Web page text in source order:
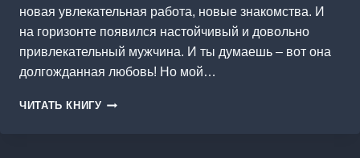
новая увлекательная работа, новые знакомства. И
на горизонте появился настойчивый и довольно
привлекательный мужчина. И ты думаешь – вот она
долгожданная любовь! Но мой…
ЧИТАТЬ КНИГУ КОГДА